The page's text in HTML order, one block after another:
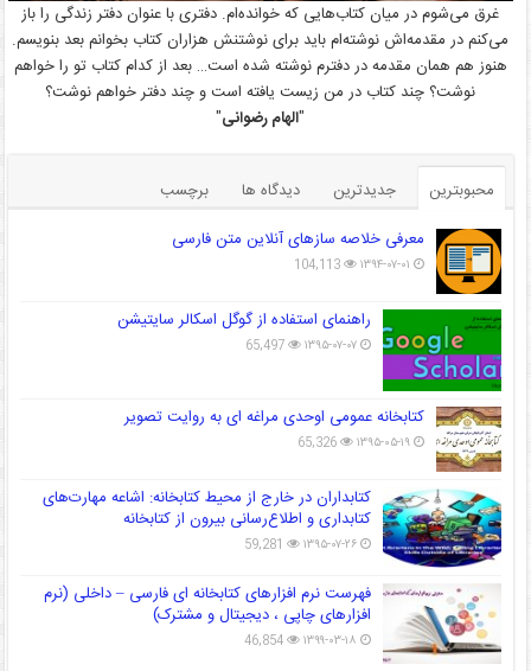
غرق می‌شوم در میان کتاب‌هایی که خوانده‌ام. دفتری با عنوان دفتر زندگی را باز
می‌کنم در مقدمه‌اش نوشته‌ام باید برای نوشتنش هزاران کتاب بخوانم بعد بنویسم.
هنوز هم همان مقدمه در دفترم نوشته شده است… بعد از کدام کتاب تو را خواهم
نوشت؟ چند کتاب در من زیست یافته است و چند دفتر خواهم نوشت؟
"الهام رضوانی"
محبوبترین جدیدترین دیدگاه ها
برچسب
معرفی خلاصه سازهای آنلاین متن فارسی
۱۳۹۴-۰۷-۰۱ 104,113
راهنمای استفاده از گوگل اسکالر سایتیشن
۱۳۹۵-۰۷-۰۷ 65,497
کتابخانه عمومی اوحدی مراغه ای به روایت تصویر
۱۳۹۵-۰۵-۱۹ 65,326
کتابداران در خارج از محیط کتابخانه: اشاعه مهارت‌های
کتابداری و اطلاع‌رسانی بیرون از کتابخانه
۱۳۹۵-۰۷-۲۶ 59,281
فهرست نرم افزارهای کتابخانه ای فارسی – داخلی (نرم
افزارهای چاپی ، دیجیتال و مشترک)
۱۳۹۹-۰۳-۱۸ 46,854